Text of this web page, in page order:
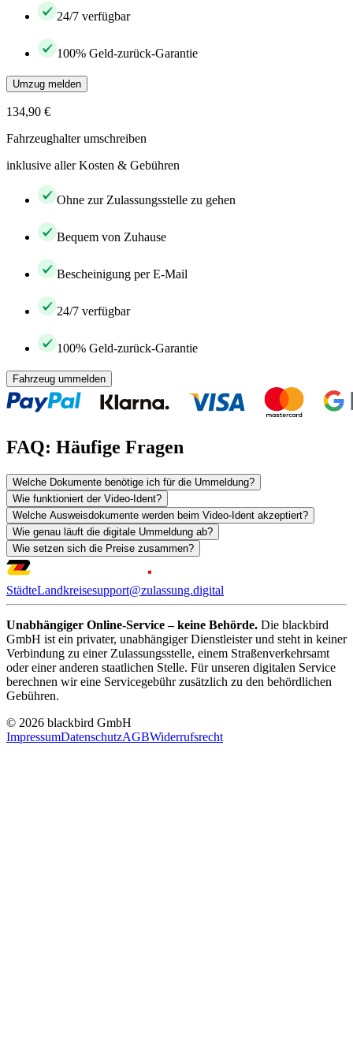
24/7 verfügbar
100% Geld-zurück-Garantie
Umzug melden
134,90 €
Fahrzeughalter umschreiben
inklusive aller Kosten & Gebühren
Ohne zur Zulassungsstelle zu gehen
Bequem von Zuhause
Bescheinigung per E-Mail
24/7 verfügbar
100% Geld-zurück-Garantie
Fahrzeug ummelden
FAQ: Häufige Fragen
Welche Dokumente benötige ich für die Ummeldung?
Wie funktioniert der Video-Ident?
Welche Ausweisdokumente werden beim Video-Ident akzeptiert?
Wie genau läuft die digitale Ummeldung ab?
Wie setzen sich die Preise zusammen?
StädteLandkreisesupport@zulassung.digital
Unabhängiger Online-Service – keine Behörde. Die blackbird
GmbH ist ein privater, unabhängiger Dienstleister und steht in keiner
Verbindung zu einer Zulassungsstelle, einem Straßenverkehrsamt
oder einer anderen staatlichen Stelle. Für unseren digitalen Service
berechnen wir eine Servicegebühr zusätzlich zu den behördlichen
Gebühren.
© 2026 blackbird GmbH
ImpressumDatenschutzAGBWiderrufsrecht